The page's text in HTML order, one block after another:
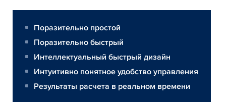
Поразительно простой
Поразительно быстрый
Интеллектуальный быстрый дизайн
Интуитивно понятное удобство управления
Результаты расчета в реальном времени